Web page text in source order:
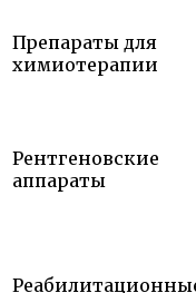
Препараты для
химиотерапии
Рентгеновские
аппараты